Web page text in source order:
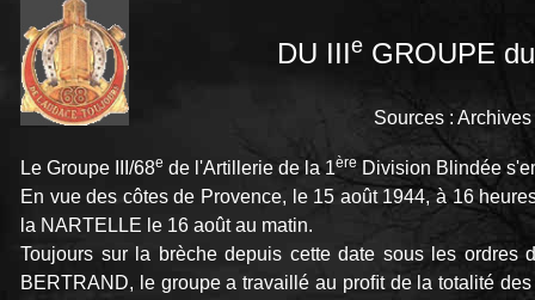
DU IIIe GROUPE
Sources :
Le Groupe III/68e de l'Artillerie de la 1ère Division Blindée
En vue des côtes de Provence, le 15 août 1944, à 16
la NARTELLE le 16 août au matin.
Toujours sur la brèche depuis cette date sous les ordres
BERTRAND, le groupe a travaillé au proﬁt de la totalité